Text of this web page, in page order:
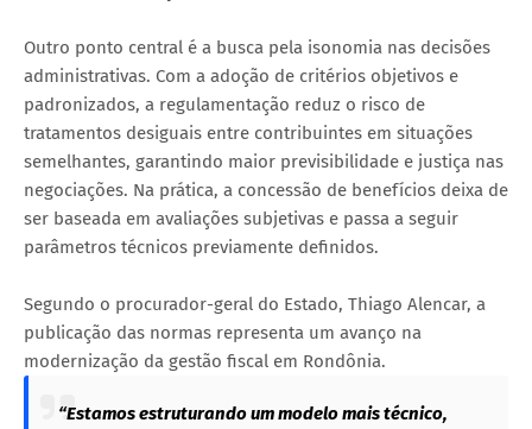
Outro ponto central é a busca pela isonomia nas decisões
administrativas. Com a adoção de critérios objetivos e
padronizados, a regulamentação reduz o risco de
tratamentos desiguais entre contribuintes em situações
semelhantes, garantindo maior previsibilidade e justiça nas
negociações. Na prática, a concessão de benefícios deixa de
ser baseada em avaliações subjetivas e passa a seguir
parâmetros técnicos previamente definidos.
Segundo o procurador-geral do Estado, Thiago Alencar, a
publicação das normas representa um avanço na
modernização da gestão fiscal em Rondônia.
“Estamos estruturando um modelo mais técnico,